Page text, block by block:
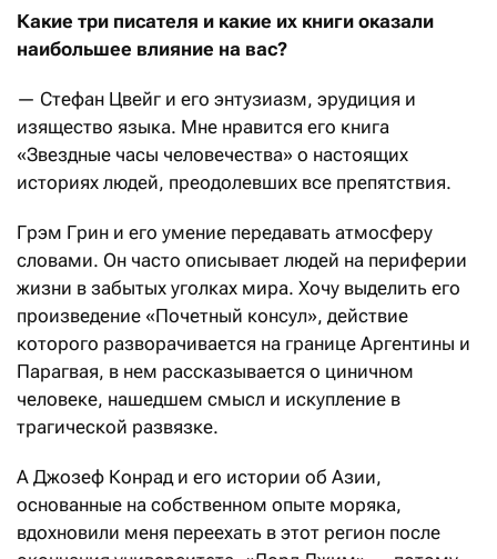
Какие три писателя и какие их книги оказали
наибольшее влияние на вас?
— Стефан Цвейг и его энтузиазм, эрудиция и
изящество языка. Мне нравится его книга
«Звездные часы человечества» о настоящих
историях людей, преодолевших все препятствия.
Грэм Грин и его умение передавать атмосферу
словами. Он часто описывает людей на периферии
жизни в забытых уголках мира. Хочу выделить его
произведение «Почетный консул», действие
которого разворачивается на границе Аргентины и
Парагвая, в нем рассказывается о циничном
человеке, нашедшем смысл и искупление в
трагической развязке.
А Джозеф Конрад и его истории об Азии,
основанные на собственном опыте моряка,
вдохновили меня переехать в этот регион после